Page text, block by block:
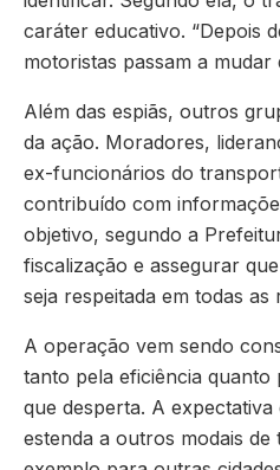
caráter educativo. “Depois
motoristas passam a mudar
Além das espiãs, outros
da ação. Moradores,
ex-funcionários do
contribuído com
objetivo, segundo a
fiscalização e assegurar
seja respeitada em todas as
A operação vem sendo
tanto pela eficiência quanto
que desperta. A expectativa
estenda a outros modais